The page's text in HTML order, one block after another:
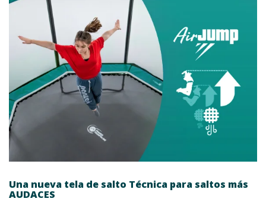
Una nueva tela de salto Técnica para saltos más
AUDACES